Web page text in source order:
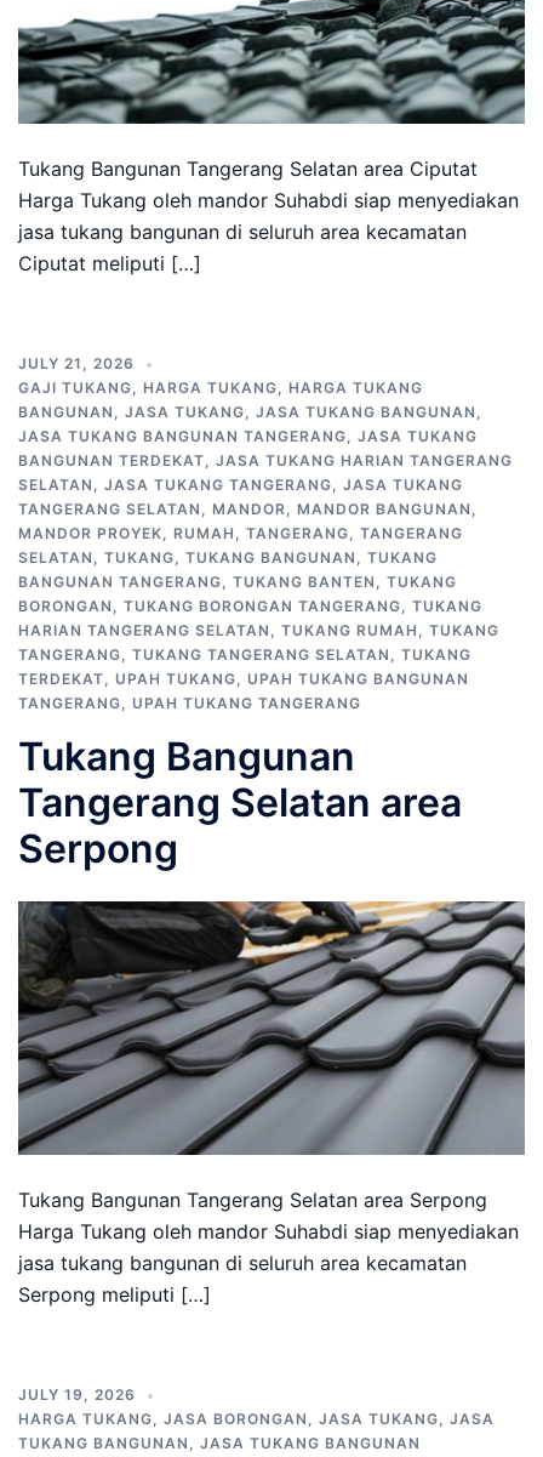
Tukang Bangunan Tangerang Selatan area Ciputat
Harga Tukang oleh mandor Suhabdi siap menyediakan
jasa tukang bangunan di seluruh area kecamatan
Ciputat meliputi […]
JULY 21, 2026
GAJI TUKANG, HARGA TUKANG, HARGA TUKANG
BANGUNAN , JASA TUKANG, JASA TUKANG BANGUNAN ,
JASA TUKANG BANGUNAN TANGERANG, JASA TUKANG
BANGUNAN TERDEKAT, JASA TUKANG HARIAN TANGERANG
SELATAN , JASA TUKANG TANGERANG, JASA TUKANG
TANGERANG SELATAN , MANDOR, MANDOR BANGUNAN ,
MANDOR PROYEK, RUMAH , TANGERANG, TANGERANG
SELATAN , TUKANG, TUKANG BANGUNAN , TUKANG
BANGUNAN TANGERANG, TUKANG BANTEN , TUKANG
BORONGAN , TUKANG BORONGAN TANGERANG, TUKANG
HARIAN TANGERANG SELATAN , TUKANG RUMAH , TUKANG
TANGERANG, TUKANG TANGERANG SELATAN , TUKANG
TERDEKAT, UPAH TUKANG, UPAH TUKANG BANGUNAN
TANGERANG, UPAH TUKANG TANGERANG
Tukang Bangunan
Tangerang Selatan area
Serpong
Tukang Bangunan Tangerang Selatan area Serpong
Harga Tukang oleh mandor Suhabdi siap menyediakan
jasa tukang bangunan di seluruh area kecamatan
Serpong meliputi […]
JULY 19, 2026
HARGA TUKANG, JASA BORONGAN , JASA TUKANG, JASA
TUKANG BANGUNAN , JASA TUKANG BANGUNAN